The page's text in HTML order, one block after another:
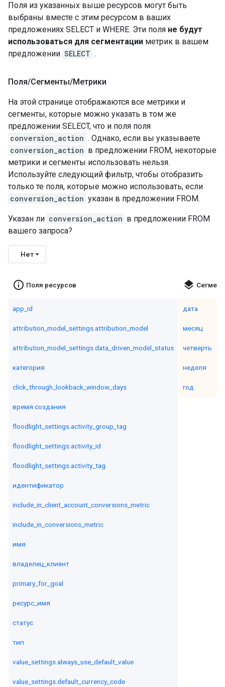
Поля из указанных выше ресурсов могут быть
выбраны вместе с этим ресурсом в ваших
предложениях SELECT и WHERE. Эти поля не будут
использоваться для сегментации метрик в вашем
предложении SELECT .
Поля/Сегменты/Метрики
На этой странице отображаются все метрики и
сегменты, которые можно указать в том же
предложении SELECT, что и поля поля
conversion_action . Однако, если вы указываете
conversion_action в предложении FROM, некоторые
метрики и сегменты использовать нельзя.
Используйте следующий фильтр, чтобы отобразить
только те поля, которые можно использовать, если
conversion_action указан в предложении FROM.
Указан ли conversion_action в предложении FROM
вашего запроса?
Нет
info_outline Поля ресурсов
app_id
attribution_model_settings.attribution_model
attribution_model_settings.data_driven_model_status
категория
click_through_lookback_window_days
время создания
floodlight_settings.activity_group_tag
floodlight_settings.activity_id
floodlight_settings.activity_tag
идентификатор
include_in_client_account_conversions_metric
include_in_conversions_metric
имя
владелец_клиент
primary_for_goal
ресурс_имя
статус
тип
value_settings.always_use_default_value
value_settings.default_currency_code
layers
дата
месяц
четверть
неделя
год